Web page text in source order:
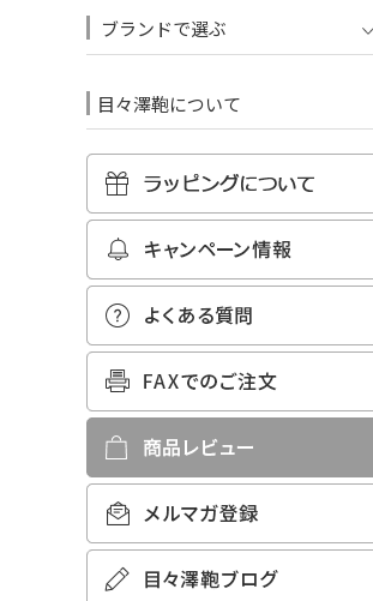
ブランドで選ぶ
目々澤鞄について